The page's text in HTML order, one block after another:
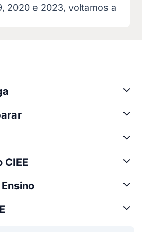
2020 e 2023, voltamos a
CIEE